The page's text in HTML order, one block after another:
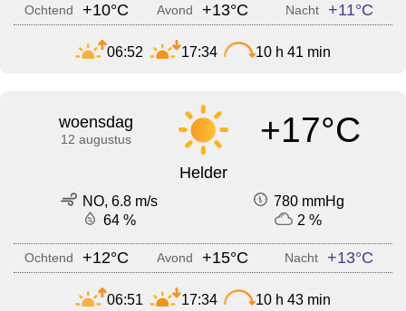
Ochtend +10°C Avond +13°C Nacht +11°C
06:52 17:34 10 h 41 min
woensdag
12 augustus +17°C
Helder
NO, 6.8 m/s
780 mmHg
64 %
2 %
Ochtend +12°C Avond +15°C Nacht +13°C
06:51 17:34 10 h 43 min